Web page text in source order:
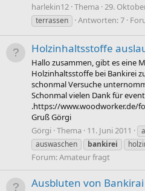
harlekin12 Thema 29.
terrassen
Antworten: 7
Holzinhaltsstoffe
Hallo zusammen, gibt es eine
Holzinhaltsstoffe bei Bankirei
schonmal Versuche
Schonmal vielen Dank für
.https://www.woodworker.de/
Gruß Görgi
Görgi Thema 11. Juni 2011
auswaschen
bankirei
Forum:Amateur fragt
Ausbluten von Bankirai